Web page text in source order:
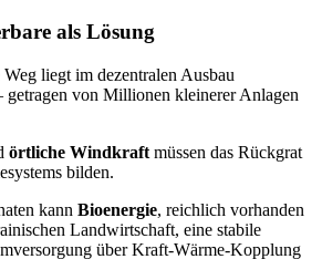
als Lösung
liegt im dezentralen Ausbau
getragen von Millionen kleinerer Anlagen
örtliche Windkraft müssen das Rückgrat
bilden.
kann Bioenergie, reichlich vorhanden
Landwirtschaft, eine stabile
über Kraft-Wärme-Kopplung